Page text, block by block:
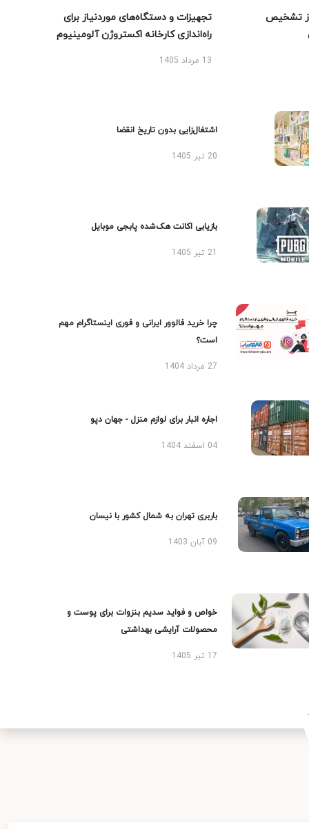
تشخیص
تجهیزات و دستگاه‌های موردنیاز برای
راه‌اندازی کارخانه اکستروژن آلومینیوم
13 مرداد 1405
اشتغال‌زایی بدون تاریخ انقضا
20 تیر 1405
بازیابی اکانت هک‌شده پابجی موبایل
چرا خرید فالوور ایرانی و فوری اینستاگرام مهم
است؟
27 مرداد 1404
اجاره انبار برای لوازم منزل - جهان دپو
04 اسفند 1404
باربری تهران به شمال کشور با نیسان
09 آبان 1403
خواص و فواید سدیم بنزوات برای پوست و
محصولات آرایشی بهداشتی
17 تیر 1405